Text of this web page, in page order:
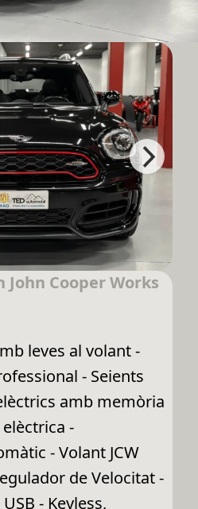
Cooper Works
leves al volant -
- Seients
amb memòria
-
- Volant JCW
de Velocitat -
- Keyless,